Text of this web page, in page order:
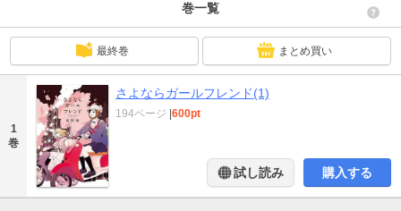
巻一覧
最終巻 まとめ買い
1
巻
さよならガールフレンド(1)
194ページ 600pt
試し読み 購入する